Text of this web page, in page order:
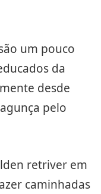
um pouco
da
desde
pelo
retriver em
caminhadas